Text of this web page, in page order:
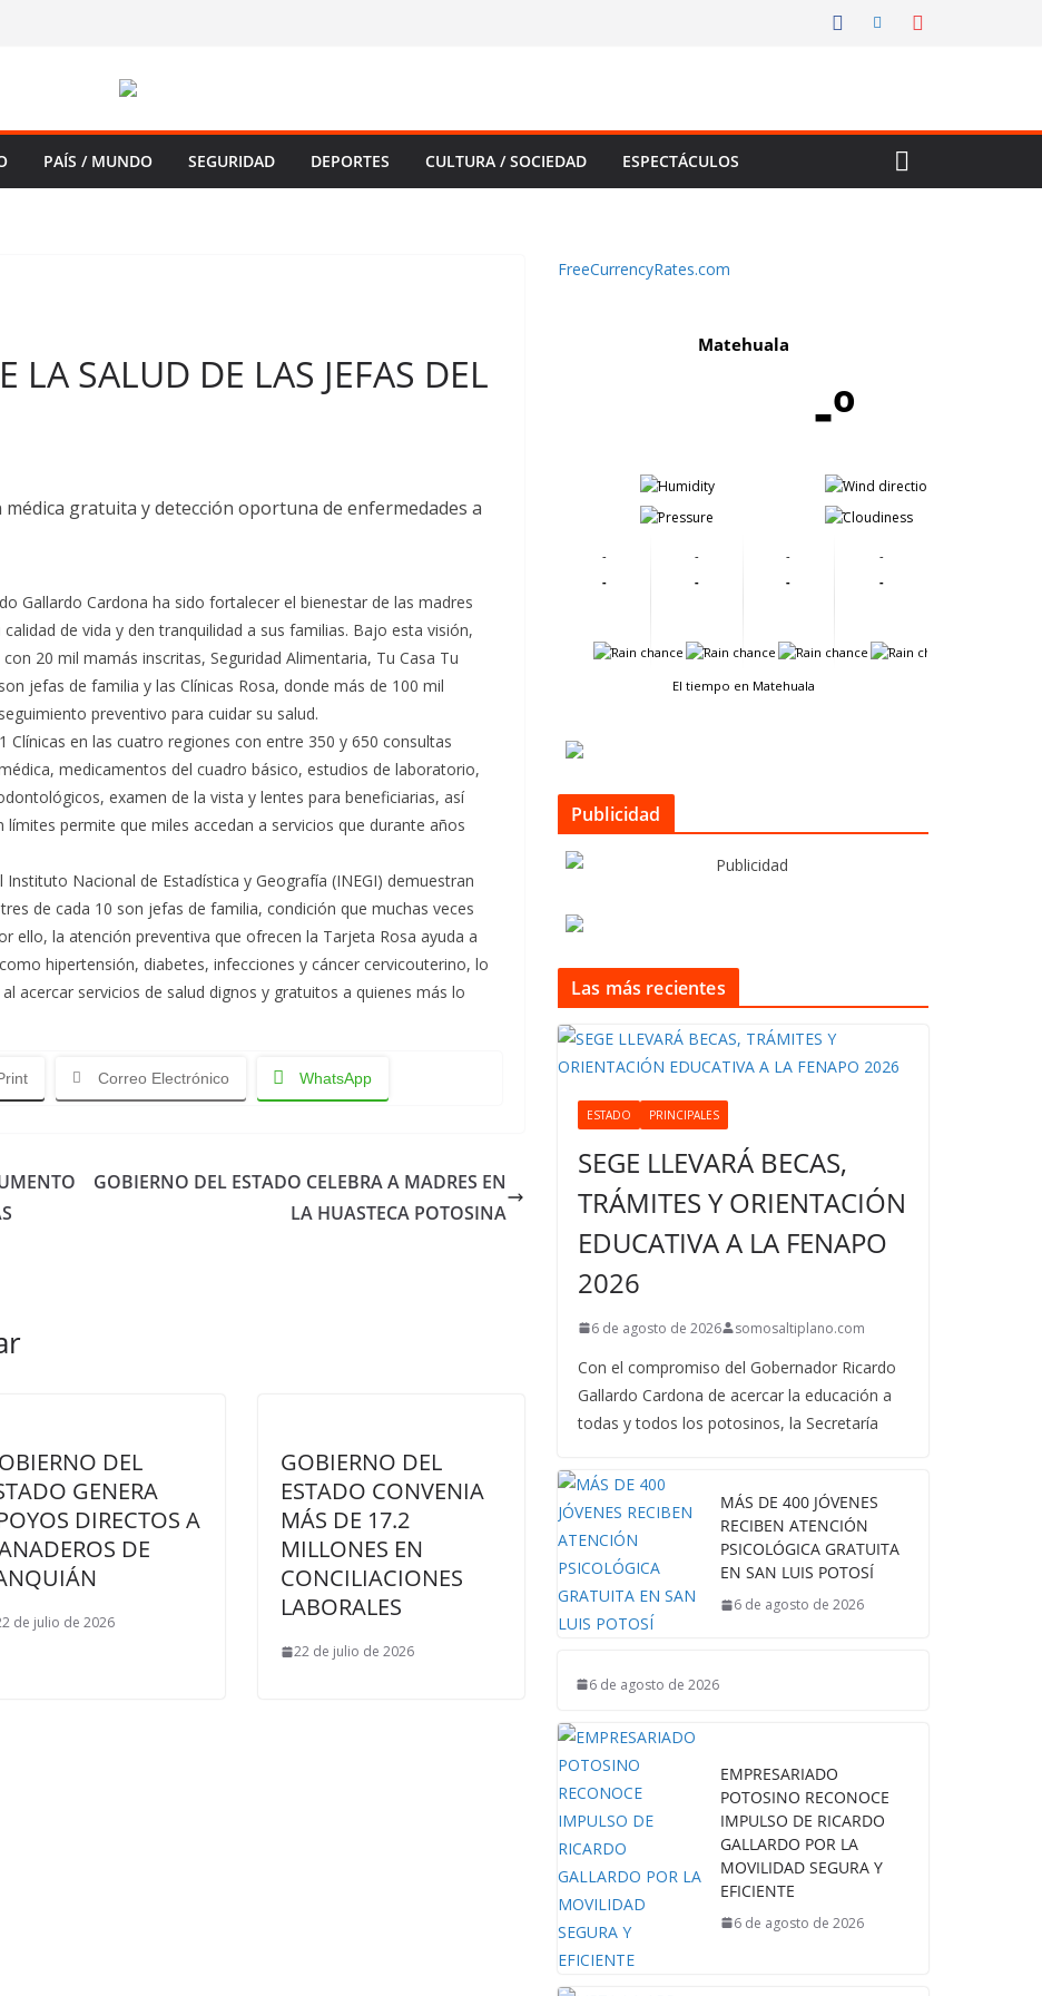
PAÍS / MUNDO SEGURIDAD DEPORTES CULTURA / SOCIEDAD ESPECTÁCULOS
LA SALUD DE LAS JEFAS DEL
médica gratuita y detección oportuna de enfermedades a
Gallardo Cardona ha sido fortalecer el bienestar de las madres
de vida y den tranquilidad a sus familias. Bajo esta visión,
20 mil mamás inscritas, Seguridad Alimentaria, Tu Casa Tu
jefas de familia y las Clínicas Rosa, donde más de 100 mil
preventivo para cuidar su salud.
en las cuatro regiones con entre 350 y 650 consultas
medicamentos del cuadro básico, estudios de laboratorio,
examen de la vista y lentes para beneficiarias, así
permite que miles accedan a servicios que durante años
Nacional de Estadística y Geografía (INEGI) demuestran
de cada 10 son jefas de familia, condición que muchas veces
ello, la atención preventiva que ofrecen la Tarjeta Rosa ayuda a
hipertensión, diabetes, infecciones y cáncer cervicouterino, lo
acercar servicios de salud dignos y gratuitos a quienes más lo
Correo Electrónico WhatsApp
GOBIERNO DEL ESTADO CELEBRA A MADRES EN
LA HUASTECA POTOSINA
DEL
GENERA
DIRECTOS A
DE
de julio de 2026
GOBIERNO DEL
ESTADO CONVENIA
MÁS DE 17.2
MILLONES EN
CONCILIACIONES
LABORALES
22 de julio de 2026
FreeCurrencyRates.com
Matehuala
-º
-
-
-
-
-
-
-
-
-
-
-
-
-
-
-
-
El tiempo en Matehuala
Publicidad
Las más recientes
ESTADO PRINCIPALES
SEGE LLEVARÁ BECAS,
TRÁMITES Y ORIENTACIÓN
EDUCATIVA A LA FENAPO
2026
6 de agosto de 2026 somosaltiplano.com
Con el compromiso del Gobernador Ricardo
Gallardo Cardona de acercar la educación a
todas y todos los potosinos, la Secretaría
MÁS DE 400 JÓVENES
RECIBEN ATENCIÓN
PSICOLÓGICA GRATUITA
EN SAN LUIS POTOSÍ
6 de agosto de 2026
6 de agosto de 2026
EMPRESARIADO
POTOSINO RECONOCE
IMPULSO DE RICARDO
GALLARDO POR LA
MOVILIDAD SEGURA Y
EFICIENTE
6 de agosto de 2026